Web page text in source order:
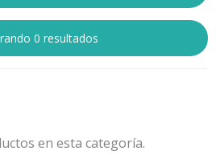
0 resultados
en esta categoría.